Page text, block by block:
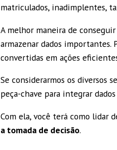
matriculados, inadimplentes,
A melhor maneira de
armazenar dados
convertidas em ações
Se considerarmos os diversos
peça-chave para integrar
Com ela, você terá como lidar
a tomada de decisão.